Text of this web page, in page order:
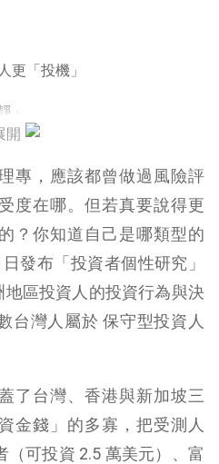
更「投機」
」
開
專，應該都曾做過風險評
度在哪。但若真要說得更
？你知道自己是哪類型的
發布「投資者個性研究」
地區投資人的投資行為與決
台灣人屬於 保守型投資人
了台灣、香港與新加坡三
金錢」的多寡，把受測人
可投資 2.5 萬美元）、富